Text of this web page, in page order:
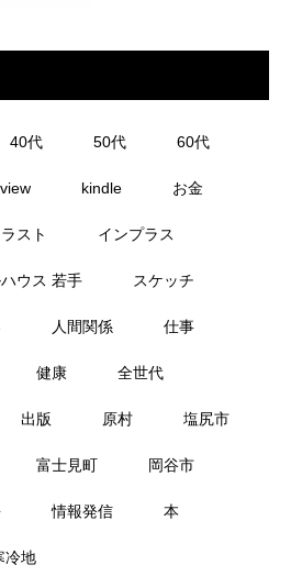
40代 50代 60代
kindle お金
スト インプラス
ウス 若手 スケッチ
人間関係 仕事
健康 全世代
出版 原村 塩尻市
富士見町 岡谷市
情報発信 本
冷地